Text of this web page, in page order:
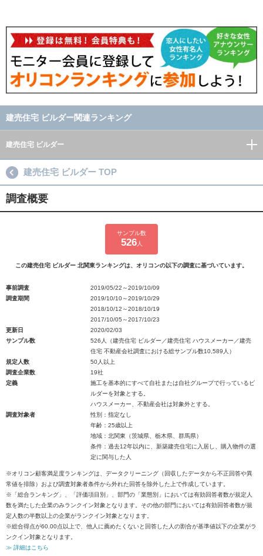
建売住宅 ビルダー関連ランキング
建売住宅 ビルダー
建売住宅 ビルダー TOP
調査概要
サンプル数
526人
この建売住宅 ビルダー 北関東ランキングは、オリコンの以下の調査に基づいています。
事前調査
2019/05/22～2019/10/09
調査期間
2019/10/10～2019/10/29
2018/10/12～2018/10/19
2017/10/05～2017/10/23
更新日
2020/02/03
サンプル数
526人（建売住宅 ビルダー／建売住宅 ハウスメーカー／建売
住宅 不動産会社調査における総サンプル数10,589人）
規定人数
50人以上
調査企業数
19社
定義
施工を基本的にすべて自社または自社グループで行っているビ
ルダーを対象とする。
ハウスメーカー、不動産会社は対象外とする。
調査対象者
性別：指定なし
年齢：25歳以上
地域：北関東（茨城県、栃木県、群馬県）
条件：過去12年以内に、新築建売住宅に入居し、購入物件の選
定に関与した人
※オリコン顧客満足度ランキングは、データクリーニング（回収したデータから不正回答や異
常値を排除）および調査対象者条件から外れた回答を除外した上で作成しています。
※「総合ランキング」、「評価項目別」、部門の「業態別」においては有効回答者数が規定人
数を満たした企業のみランクイン対象となります。その他の部門においては有効回答者数が規
定人数の半数以上の企業がランクイン対象となります。
※総合得点が60.00点以上で、他人に薦めたくないと回答した人の割合が基準値以下の企業がラ
ンクイン対象となります。
≫ 詳細はこちら